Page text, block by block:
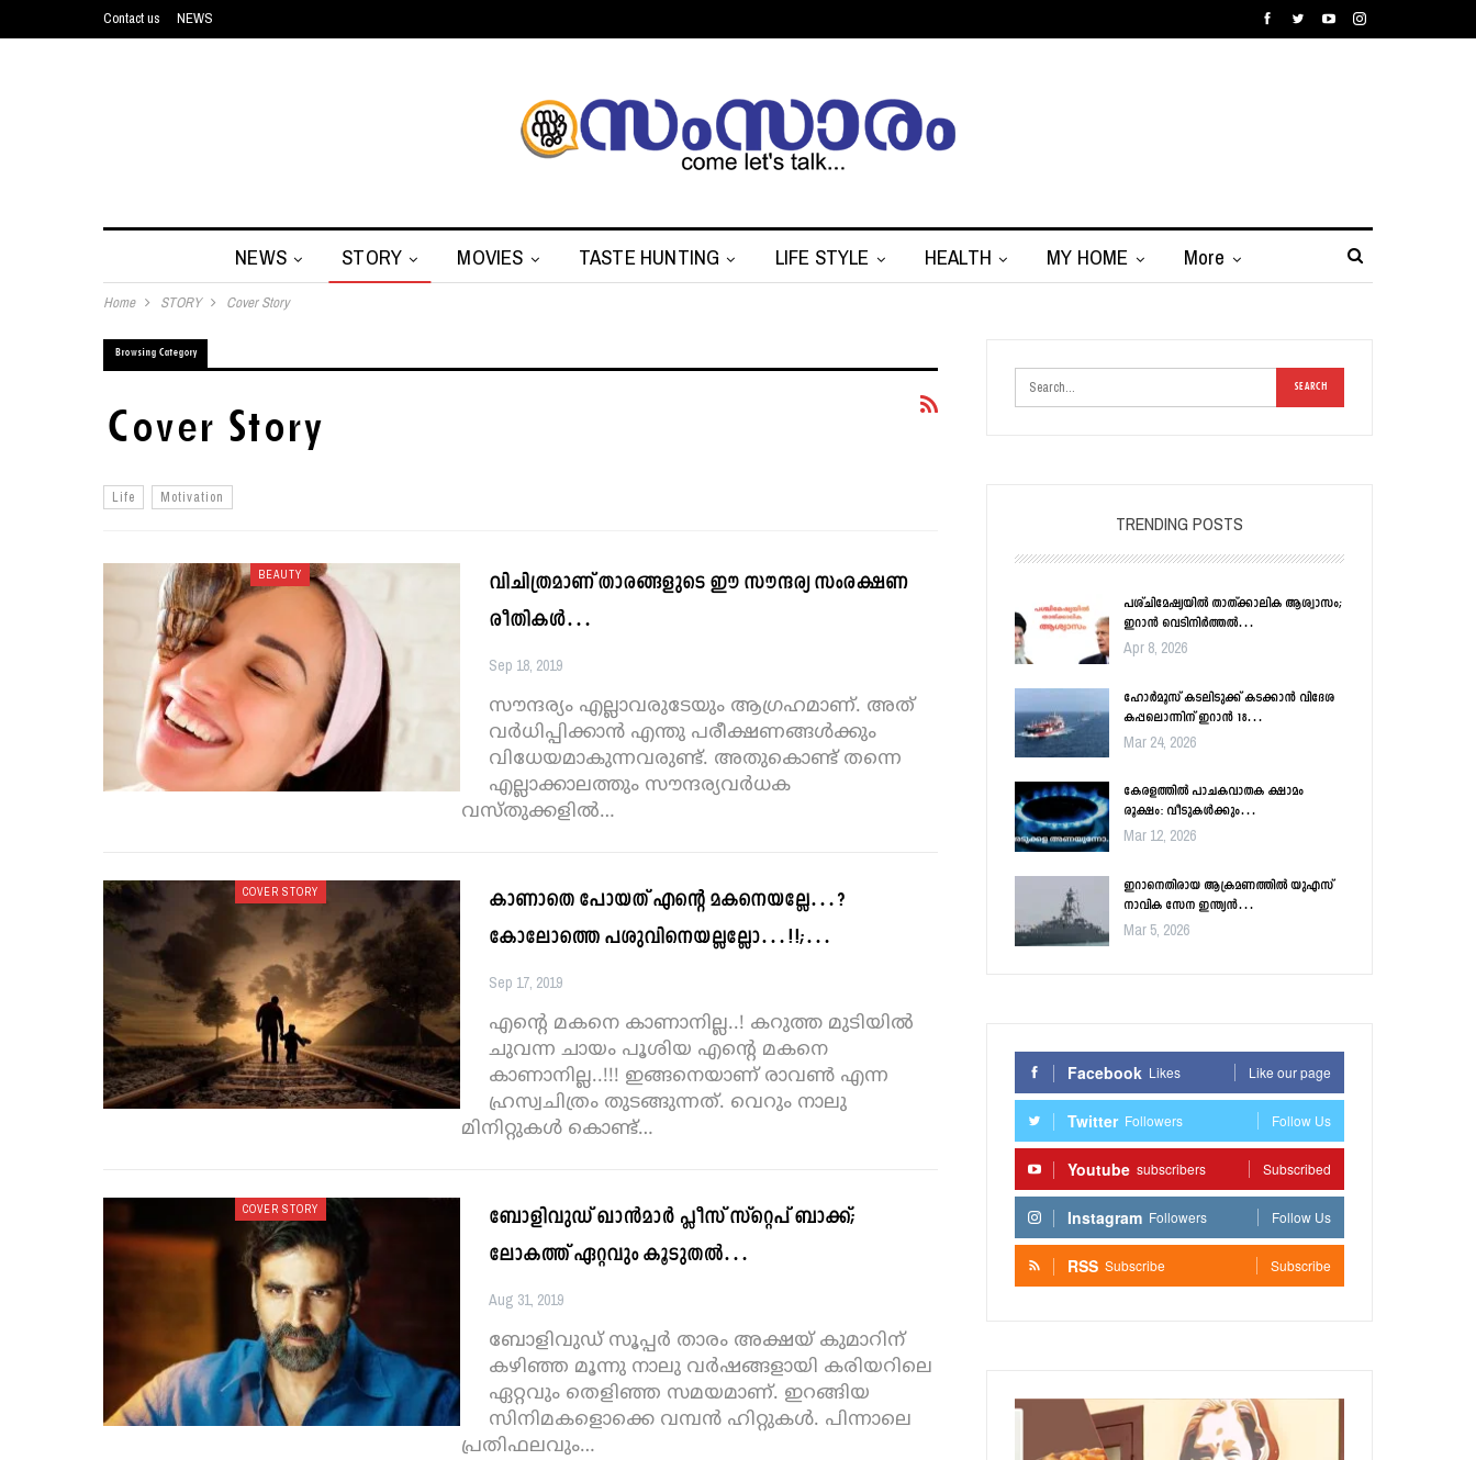
Contact us NEWS
NEWS STORY MOVIES TASTE HUNTING LIFE STYLE HEALTH MY HOME More
Home STORY Cover Story
Browsing Category
Cover Story
Life Motivation
BEAUTY
വിചിത്രമാണ് താരങ്ങളുടെ ഈ സൗന്ദര്യ സംരക്ഷണ
രീതികള്‍…
Sep 18, 2019
സൗന്ദര്യം എല്ലാവരുടേയും ആഗ്രഹമാണ്. അത്
വര്‍ധിപ്പിക്കാന്‍ എന്തു പരീക്ഷണങ്ങള്‍ക്കും
വിധേയമാകുന്നവരുണ്ട്. അതുകൊണ്ട് തന്നെ
എല്ലാക്കാലത്തും സൗന്ദര്യവര്‍ധക
വസ്തുക്കളില്‍…
COVER STORY
കാണാതെ പോയത് എന്റെ മകനെയല്ലേ…?
കോലോത്തെ പശുവിനെയല്ലല്ലോ…!!;…
Sep 17, 2019
എന്റെ മകനെ കാണാനില്ല..! കറുത്ത മുടിയില്‍
ചുവന്ന ചായം പൂശിയ എന്റെ മകനെ
കാണാനില്ല..!!! ഇങ്ങനെയാണ് രാവണ്‍ എന്ന
ഹ്രസ്വചിത്രം തുടങ്ങുന്നത്. വെറും നാലു
മിനിറ്റുകള്‍ കൊണ്ട്…
COVER STORY
ബോളിവുഡ് ഖാന്‍മാര്‍ പ്ലീസ് സ്റ്റെപ് ബാക്ക്;
ലോകത്ത് ഏറ്റവും കൂടുതല്‍…
Aug 31, 2019
ബോളിവുഡ് സൂപ്പര്‍ താരം അക്ഷയ് കുമാറിന്
കഴിഞ്ഞ മൂന്നു നാലു വര്‍ഷങ്ങളായി കരിയറിലെ
ഏറ്റവും തെളിഞ്ഞ സമയമാണ്. ഇറങ്ങിയ
സിനിമകളൊക്കെ വമ്പന്‍ ഹിറ്റുകള്‍. പിന്നാലെ
പ്രതിഫലവും…
TRENDING POSTS
പശ്ചിമേഷ്യയിൽ താത്ക്കാലിക ആശ്വാസം;
ഇറാൻ വെടിനിർത്തൽ…
Apr 8, 2026
ഹോർമൂസ് കടലിടുക്ക് കടക്കാൻ വിദേശ
കപ്പലൊന്നിന് ഇറാൻ 18…
Mar 24, 2026
കേരളത്തിൽ പാചകവാതക ക്ഷാമം
രൂക്ഷം: വീടുകൾക്കും…
Mar 12, 2026
ഇറാനെതിരായ ആക്രമണത്തിൽ യുഎസ്
നാവിക സേന ഇന്ത്യൻ…
Mar 5, 2026
Facebook Likes Like our page
Twitter Followers Follow Us
Youtube subscribers Subscribed
Instagram Followers Follow Us
RSS Subscribe Subscribe